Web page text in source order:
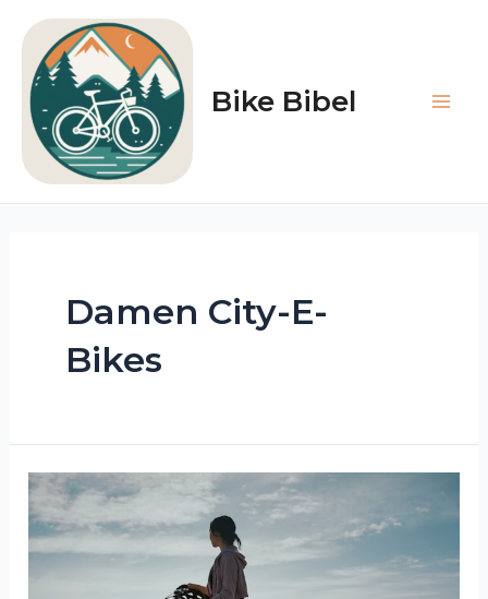
Inhalt
springen
Bike Bibel
Damen City-E-
Bikes